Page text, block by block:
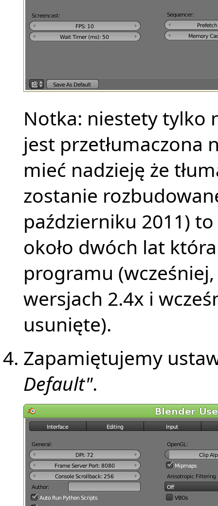
Notka: niestety tylko
jest przetłumaczona
mieć nadzieję że
zostanie
październiku 2011)
około dwóch lat
programu
wersjach 2.4x i
usunięte).
Zapamiętujemy
Default".